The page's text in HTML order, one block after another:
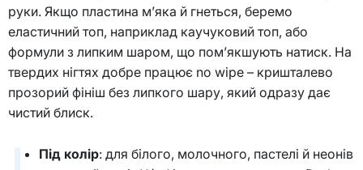
руки. Якщо пластина м’яка й гнеться, беремо
еластичний топ, наприклад каучуковий топ, або
формули з липким шаром, що пом’якшують натиск. На
твердих нігтях добре працює no wipe – кришталево
прозорий фініш без липкого шару, який одразу дає
чистий блиск.
Під колір: для білого, молочного, пастелі й неонів